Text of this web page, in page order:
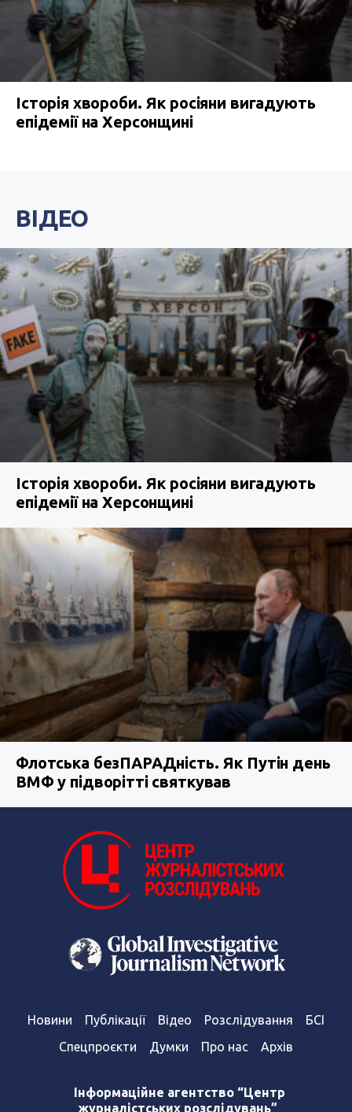
Історія хвороби. Як росіяни вигадують
епідемії на Херсонщині
ВІДЕО
Історія хвороби. Як росіяни вигадують
епідемії на Херсонщині
Флотська безПАРАДність. Як Путін день
ВМФ у підворітті святкував
Новини Публікації Відео Розслідування
БСІ
Спецпроєкти
Думки Про нас Архів
Інформаційне агентство “Центр
журналістських розслідувань”